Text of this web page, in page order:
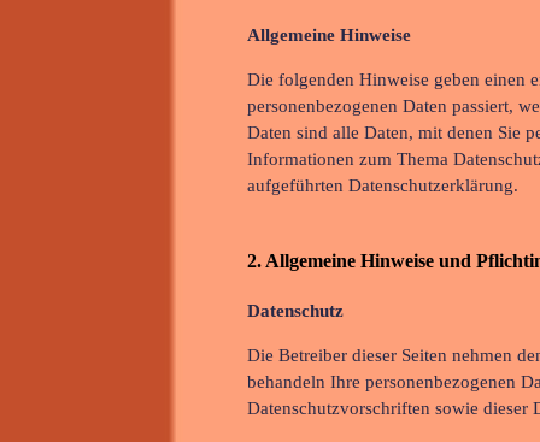
Allgemeine Hinweise
Die folgenden Hinweise geben einen
personenbezogenen Daten passiert,
Daten sind alle Daten, mit denen Sie
Informationen zum Thema
aufgeführten Datenschutzerklärung.
2. Allgemeine Hinweise und
Datenschutz
Die Betreiber dieser Seiten nehmen
behandeln Ihre personenbezogenen
Datenschutzvorschriften sowie dieser